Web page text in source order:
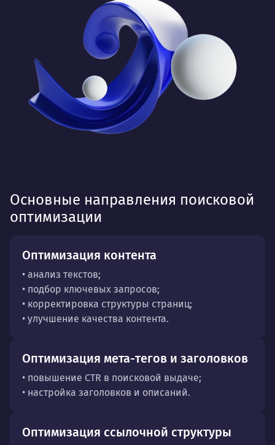
Основные направления поисковой
оптимизации
Оптимизация контента
• анализ текстов;
• подбор ключевых запросов;
• корректировка структуры страниц;
• улучшение качества контента.
Оптимизация мета-тегов и заголовков
• повышение CTR в поисковой выдаче;
• настройка заголовков и описаний.
Оптимизация ссылочной структуры